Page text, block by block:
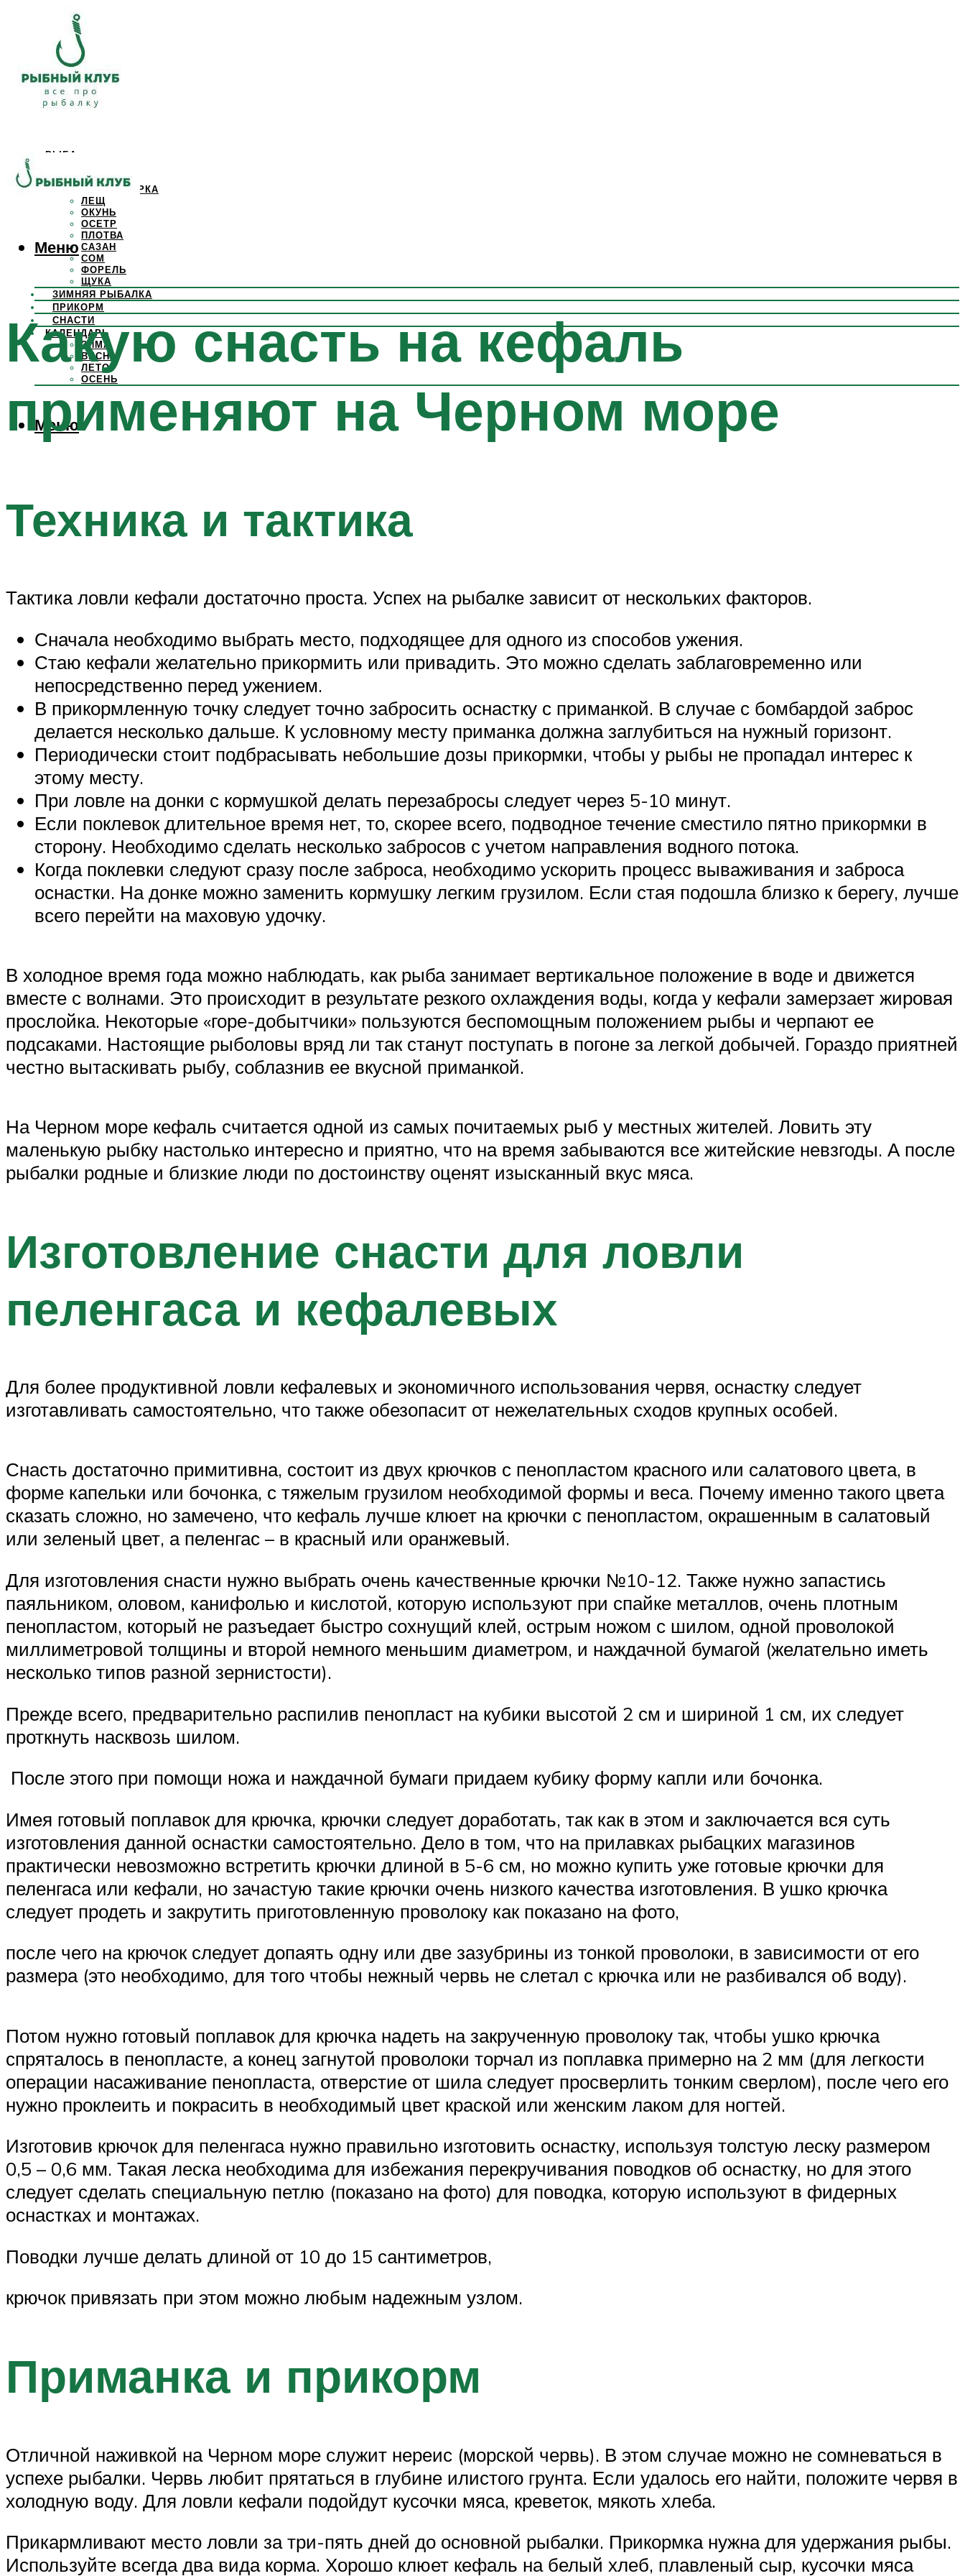
РЫБА
КАРП
КРАСНОПЕРКА
ЛЕЩ
ОКУНЬ
ОСЕТР
ПЛОТВА
САЗАН
СОМ
ФОРЕЛЬ
ЩУКА
ЗИМНЯЯ РЫБАЛКА
ПРИКОРМ
СНАСТИ
КАЛЕНДАРЬ
ЗИМА
ВЕСНА
ЛЕТО
ОСЕНЬ
Меню
Меню
Какую снасть на кефаль
применяют на Черном море
Техника и тактика
Тактика ловли кефали достаточно проста. Успех на рыбалке зависит от нескольких факторов.
Сначала необходимо выбрать место, подходящее для одного из способов ужения.
Стаю кефали желательно прикормить или привадить. Это можно сделать заблаговременно или
непосредственно перед ужением.
В прикормленную точку следует точно забросить оснастку с приманкой. В случае с бомбардой заброс
делается несколько дальше. К условному месту приманка должна заглубиться на нужный горизонт.
Периодически стоит подбрасывать небольшие дозы прикормки, чтобы у рыбы не пропадал интерес к
этому месту.
При ловле на донки с кормушкой делать перезабросы следует через 5-10 минут.
Если поклевок длительное время нет, то, скорее всего, подводное течение сместило пятно прикормки в
сторону. Необходимо сделать несколько забросов с учетом направления водного потока.
Когда поклевки следуют сразу после заброса, необходимо ускорить процесс вываживания и заброса
оснастки. На донке можно заменить кормушку легким грузилом. Если стая подошла близко к берегу, лучше
всего перейти на маховую удочку.
В холодное время года можно наблюдать, как рыба занимает вертикальное положение в воде и движется
вместе с волнами. Это происходит в результате резкого охлаждения воды, когда у кефали замерзает жировая
прослойка. Некоторые «горе-добытчики» пользуются беспомощным положением рыбы и черпают ее
подсаками. Настоящие рыболовы вряд ли так станут поступать в погоне за легкой добычей. Гораздо приятней
честно вытаскивать рыбу, соблазнив ее вкусной приманкой.
На Черном море кефаль считается одной из самых почитаемых рыб у местных жителей. Ловить эту
маленькую рыбку настолько интересно и приятно, что на время забываются все житейские невзгоды. А после
рыбалки родные и близкие люди по достоинству оценят изысканный вкус мяса.
Изготовление снасти для ловли
пеленгаса и кефалевых
Для более продуктивной ловли кефалевых и экономичного использования червя, оснастку следует
изготавливать самостоятельно, что также обезопасит от нежелательных сходов крупных особей.
Снасть достаточно примитивна, состоит из двух крючков с пенопластом красного или салатового цвета, в
форме капельки или бочонка, с тяжелым грузилом необходимой формы и веса. Почему именно такого цвета
сказать сложно, но замечено, что кефаль лучше клюет на крючки с пенопластом, окрашенным в салатовый
или зеленый цвет, а пеленгас – в красный или оранжевый.
Для изготовления снасти нужно выбрать очень качественные крючки №10-12. Также нужно запастись
паяльником, оловом, канифолью и кислотой, которую используют при спайке металлов, очень плотным
пенопластом, который не разъедает быстро сохнущий клей, острым ножом с шилом, одной проволокой
миллиметровой толщины и второй немного меньшим диаметром, и наждачной бумагой (желательно иметь
несколько типов разной зернистости).
Прежде всего, предварительно распилив пенопласт на кубики высотой 2 см и шириной 1 см, их следует
проткнуть насквозь шилом.
После этого при помощи ножа и наждачной бумаги придаем кубику форму капли или бочонка.
Имея готовый поплавок для крючка, крючки следует доработать, так как в этом и заключается вся суть
изготовления данной оснастки самостоятельно. Дело в том, что на прилавках рыбацких магазинов
практически невозможно встретить крючки длиной в 5-6 см, но можно купить уже готовые крючки для
пеленгаса или кефали, но зачастую такие крючки очень низкого качества изготовления. В ушко крючка
следует продеть и закрутить приготовленную проволоку как показано на фото,
после чего на крючок следует допаять одну или две зазубрины из тонкой проволоки, в зависимости от его
размера (это необходимо, для того чтобы нежный червь не слетал с крючка или не разбивался об воду).
Потом нужно готовый поплавок для крючка надеть на закрученную проволоку так, чтобы ушко крючка
спряталось в пенопласте, а конец загнутой проволоки торчал из поплавка примерно на 2 мм (для легкости
операции насаживание пенопласта, отверстие от шила следует просверлить тонким сверлом), после чего его
нужно проклеить и покрасить в необходимый цвет краской или женским лаком для ногтей.
Изготовив крючок для пеленгаса нужно правильно изготовить оснастку, используя толстую леску размером
0,5 – 0,6 мм. Такая леска необходима для избежания перекручивания поводков об оснастку, но для этого
следует сделать специальную петлю (показано на фото) для поводка, которую используют в фидерных
оснастках и монтажах.
Поводки лучше делать длиной от 10 до 15 сантиметров,
крючок привязать при этом можно любым надежным узлом.
Приманка и прикорм
Отличной наживкой на Черном море служит нереис (морской червь). В этом случае можно не сомневаться в
успехе рыбалки. Червь любит прятаться в глубине илистого грунта. Если удалось его найти, положите червя в
холодную воду. Для ловли кефали подойдут кусочки мяса, креветок, мякоть хлеба.
Прикармливают место ловли за три-пять дней до основной рыбалки. Прикормка нужна для удержания рыбы.
Используйте всегда два вида корма. Хорошо клюет кефаль на белый хлеб, плавленый сыр, кусочки мяса